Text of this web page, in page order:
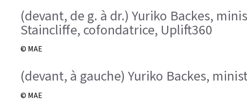
(devant, de g. à dr.) Yuriko Backes,
Staincliffe, cofondatrice, Uplift360
© MAE
(devant, à gauche) Yuriko Backes,
© MAE